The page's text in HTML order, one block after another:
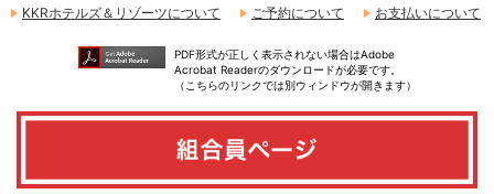
KKRホテルズ＆リゾーツについて ご予約について お支払いについて
PDF形式が正しく表示されない場合はAdobe
Acrobat Readerのダウンロードが必要です。
（こちらのリンクでは別ウィンドウが開きます）